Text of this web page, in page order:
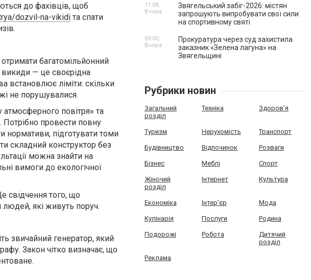
до фахівців, щоб
dozvil-na-vikidi та спати
багатомільйонний
— це своєрідна
встановлює ліміти: скільки
не порушувалися.
повітря» та
провести повну
нормативи, підготувати томи
складний конструктор без
можна знайти на
вимоги до екологічної
свідчення того, що
людей, які живуть поруч.
звичайний генератор, який
Закон чітко визначає, що
Звягельський забіг-2026: містян
запрошують випробувати свої сили
на спортивному святі
11:08,
Вчора
Прокуратура через суд захистила
заказник «Зелена лагуна» на
Звягельщині
09:00,
Вчора
Рубрики новин
Загальний
розділ
Техніка Здоров'я
Туризм Нерухомість Транспорт
Будівництво Відпочинок Розваги
Бізнес Меблі Спорт
Жіночий
розділ
Інтернет Культура
Економіка Інтер'єр Мода
Кулінарія Послуги Родина
Подорожі Робота
Дитячий
розділ
Реклама